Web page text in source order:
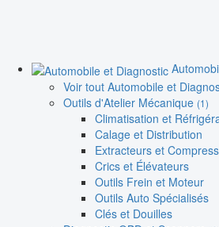
Voir tout Automobile et
Outils d'Atelier Mécanique (1)
Climatisation et
Calage et Distribution
Extracteurs et
Crics et Élévateurs
Outils Frein et Moteur
Outils Auto Spécialisés
Clés et Douilles